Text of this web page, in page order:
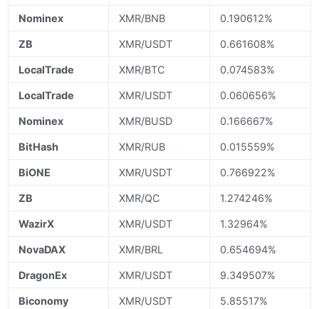
Nominex XMR/BNB 0.190612%
ZB XMR/USDT 0.661608%
LocalTrade XMR/BTC 0.074583%
LocalTrade XMR/USDT 0.060656%
Nominex XMR/BUSD 0.166667%
BitHash XMR/RUB 0.015559%
BiONE XMR/USDT 0.766922%
ZB XMR/QC 1.274246%
WazirX XMR/USDT 1.32964%
NovaDAX XMR/BRL 0.654694%
DragonEx XMR/USDT 9.349507%
Biconomy XMR/USDT 5.85517%